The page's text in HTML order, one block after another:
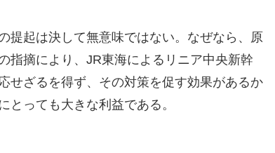
提起は決して無意味ではない。なぜなら、原
指摘により、JR東海によるリニア中央新幹
せざるを得ず、その対策を促す効果があるか
とっても大きな利益である。